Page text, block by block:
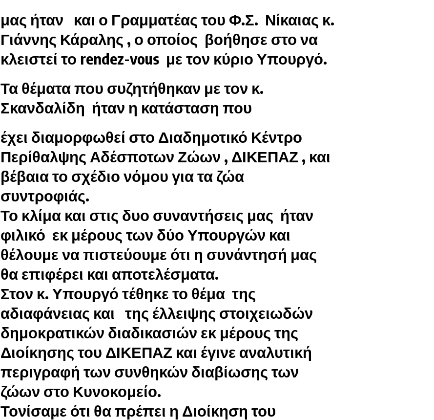
μας ήταν και ο Γραμματέας του Φ.Σ. Νίκαιας κ.
Γιάννης Κάραλης , ο οποίος βοήθησε στο να
κλειστεί το rendez-vous με τον κύριο Υπουργό.
Τα θέματα που συζητήθηκαν με τον κ.
Σκανδαλίδη ήταν η κατάσταση που
έχει διαμορφωθεί στο Διαδημοτικό Κέντρο
Περίθαλψης Αδέσποτων Ζώων , ΔΙΚΕΠΑΖ , και
βέβαια το σχέδιο νόμου για τα ζώα
συντροφιάς.
Το κλίμα και στις δυο συναντήσεις μας ήταν
φιλικό εκ μέρους των δύο Υπουργών και
θέλουμε να πιστεύουμε ότι η συνάντησή μας
θα επιφέρει και αποτελέσματα.
Στον κ. Υπουργό τέθηκε το θέμα της
αδιαφάνειας και της έλλειψης στοιχειωδών
δημοκρατικών διαδικασιών εκ μέρους της
Διοίκησης του ΔΙΚΕΠΑΖ και έγινε αναλυτική
περιγραφή των συνθηκών διαβίωσης των
ζώων στο Κυνοκομείο.
Τονίσαμε ότι θα πρέπει η Διοίκηση του